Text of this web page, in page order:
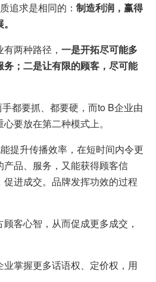
追求是相同的： 制造利润，赢得
两种路径， 一是开拓尽可能多
；二是让有限的顾客，尽可能
都要抓、都要硬，而to B企业由
要放在第二种模式上。
提升传播效率，在短时间内令更
品、服务，又能获得顾客信
进成交。品牌发挥功效的过程
客心智，从而促成更多成交，
掌握更多话语权、定价权，用